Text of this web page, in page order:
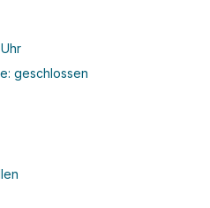
geschlossen